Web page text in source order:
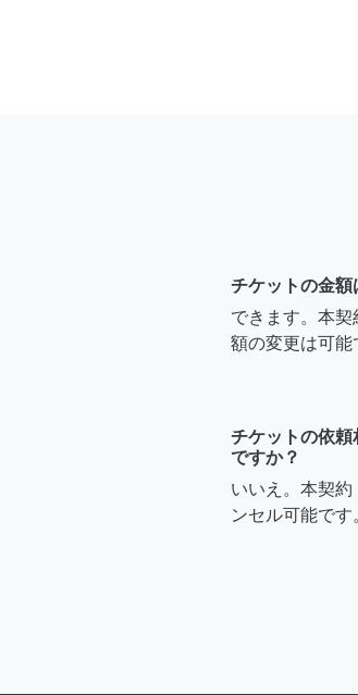
チケットの金額
できます。本
額の変更は可能
チケットの依
ですか？
いいえ。本契
ンセル可能です